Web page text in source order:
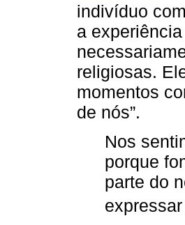
indivíduo
a
religiosas.
momentos
de nós”.
Nos
porque
parte do